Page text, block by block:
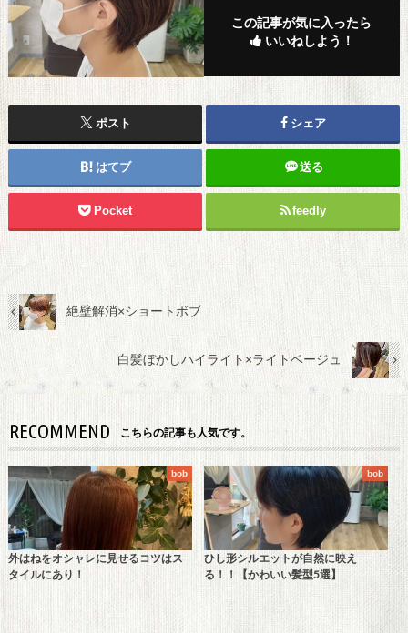
この記事が気に入ったら
いいねしよう！
ポスト シェア
はてブ 送る
Pocket feedly
絶壁解消×ショートボブ
白髪ぼかしハイライト×ライトベージュ
RECOMMEND こちらの記事も人気です。
bob
外はねをオシャレに見せるコツはス
タイルにあり！
bob
ひし形シルエットが自然に映え
る！！【かわいい髪型5選】